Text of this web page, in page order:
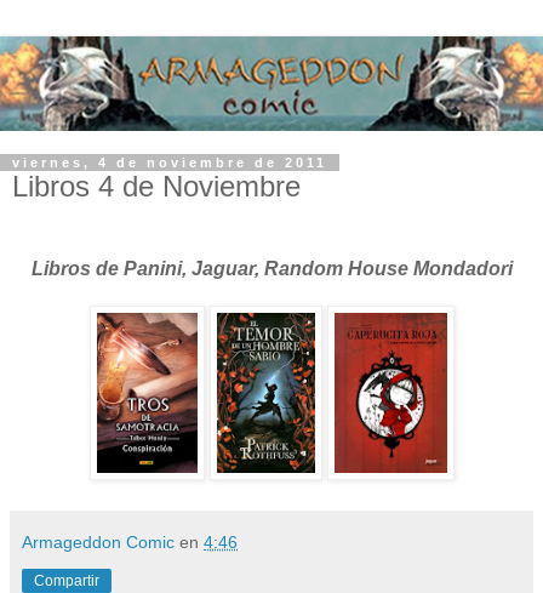
viernes, 4 de noviembre de 2011
Libros 4 de Noviembre
Libros de Panini, Jaguar, Random House Mondadori
Armageddon Comic en 4:46
Compartir